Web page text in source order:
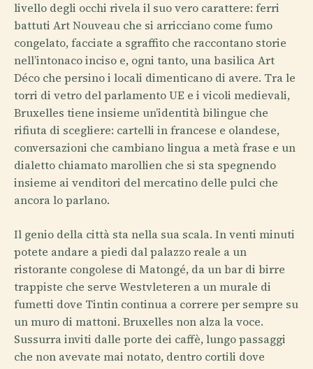
livello degli occhi rivela il suo vero carattere: ferri
battuti Art Nouveau che si arricciano come fumo
congelato, facciate a sgraffito che raccontano storie
nell’intonaco inciso e, ogni tanto, una basilica Art
Déco che persino i locali dimenticano di avere. Tra le
torri di vetro del parlamento UE e i vicoli medievali,
Bruxelles tiene insieme un’identità bilingue che
rifiuta di scegliere: cartelli in francese e olandese,
conversazioni che cambiano lingua a metà frase e un
dialetto chiamato marollien che si sta spegnendo
insieme ai venditori del mercatino delle pulci che
ancora lo parlano.
Il genio della città sta nella sua scala. In venti minuti
potete andare a piedi dal palazzo reale a un
ristorante congolese di Matongé, da un bar di birre
trappiste che serve Westvleteren a un murale di
fumetti dove Tintin continua a correre per sempre su
un muro di mattoni. Bruxelles non alza la voce.
Sussurra inviti dalle porte dei caffè, lungo passaggi
che non avevate mai notato, dentro cortili dove